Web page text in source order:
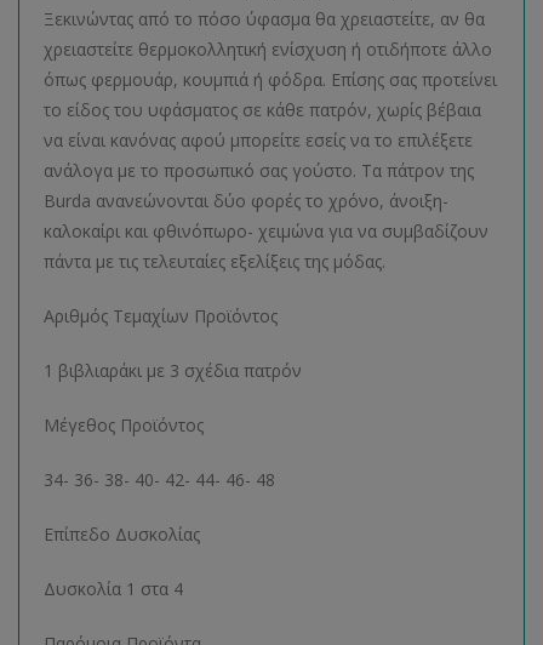
Ξεκινώντας από το πόσο ύφασμα θα χρειαστείτε, αν θα
χρειαστείτε θερμοκολλητική ενίσχυση ή οτιδήποτε άλλο
όπως φερμουάρ, κουμπιά ή φόδρα. Επίσης σας προτείνει
το είδος του υφάσματος σε κάθε πατρόν, χωρίς βέβαια
να είναι κανόνας αφού μπορείτε εσείς να το επιλέξετε
ανάλογα με το προσωπικό σας γούστο. Τα πάτρον της
Burda ανανεώνονται δύο φορές το χρόνο, άνοιξη-
καλοκαίρι και φθινόπωρο- χειμώνα για να συμβαδίζουν
πάντα με τις τελευταίες εξελίξεις της μόδας.
Αριθμός Τεμαχίων Προϊόντος
1 βιβλιαράκι με 3 σχέδια πατρόν
Μέγεθος Προϊόντος
34- 36- 38- 40- 42- 44- 46- 48
Επίπεδο Δυσκολίας
Δυσκολία 1 στα 4